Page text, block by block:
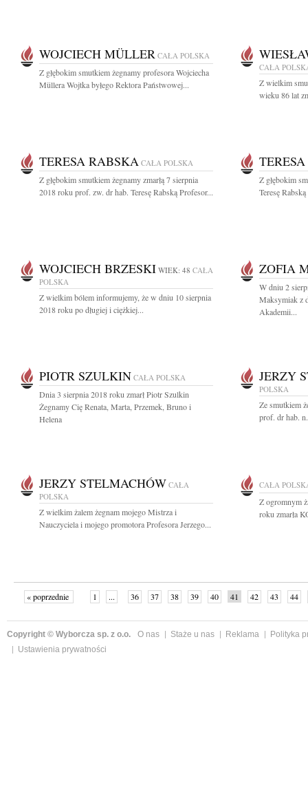
WOJCIECH MÜLLER CAŁA POLSKA
Z głębokim smutkiem żegnamy profesora Wojciecha
Müllera Wojtka byłego Rektora Państwowej...
CAŁA
Z wielkim
wieku 86 lat
TERESA RABSKA CAŁA POLSKA
Z głębokim smutkiem żegnamy zmarłą 7 sierpnia
2018 roku prof. zw. dr hab. Teresę Rabską Profesor...
Z głębokim
Teresę
WOJCIECH BRZESKI WIEK: 48 CAŁA
POLSKA
Z wielkim bólem informujemy, że w dniu 10 sierpnia
2018 roku po długiej i ciężkiej...
ZOFIA
W dniu 2
Maksymiak z
Akademii...
PIOTR SZULKIN CAŁA POLSKA
Dnia 3 sierpnia 2018 roku zmarł Piotr Szulkin
Żegnamy Cię Renata, Marta, Przemek, Bruno i
Helena
JERZY
POLSKA
Ze smutkiem
prof. dr hab.
JERZY STELMACHÓW CAŁA
POLSKA
Z wielkim żalem żegnam mojego Mistrza i
Nauczyciela i mojego promotora Profesora Jerzego...
CAŁA
Z ogromnym
roku zmarła
« poprzednie 1 ... 36 37 38 39 40 41 42 43
44
Copyright © Wyborcza sp. z o.o. O nas Staże u nas Reklama
Polityka
Ustawienia prywatności